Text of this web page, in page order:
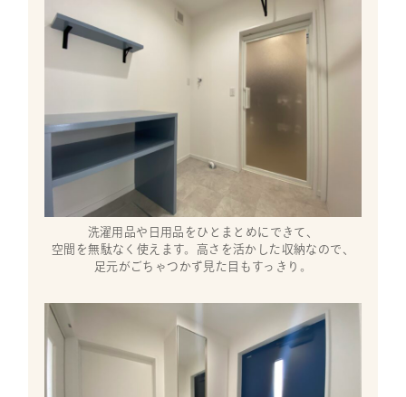
洗濯用品や日用品をひとまとめにできて、
空間を無駄なく使えます。高さを活かした収納なので、
足元がごちゃつかず見た目もすっきり。